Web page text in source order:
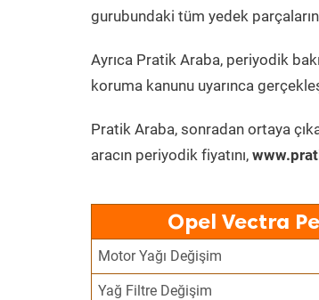
gurubundaki tüm yedek
Ayrıca Pratik Araba, periyodik
koruma kanunu uyarınca
Pratik Araba, sonradan ortaya
aracın periyodik fiyatını,
Opel Vectra
Motor Yağı Değişim
Yağ Filtre Değişim